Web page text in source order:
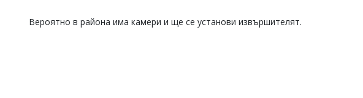
Вероятно в района има камери и ще се установи извършителят.